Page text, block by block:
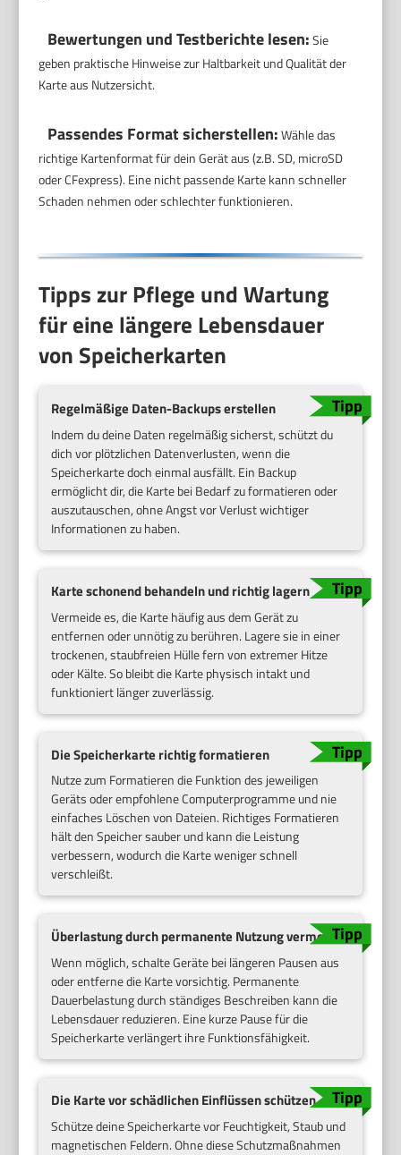
Bewertungen und Testberichte lesen:Sie
geben praktische Hinweise zur Haltbarkeit und Qualität der
Karte aus Nutzersicht.
Passendes Format sicherstellen:Wähle das
richtige Kartenformat für dein Gerät aus (z.B. SD, microSD
oder CFexpress). Eine nicht passende Karte kann schneller
Schaden nehmen oder schlechter funktionieren.
Tipps zur Pflege und Wartung
für eine längere Lebensdauer
von Speicherkarten
Regelmäßige Daten-Backups erstellen
Indem du deine Daten regelmäßig sicherst, schützt du
dich vor plötzlichen Datenverlusten, wenn die
Speicherkarte doch einmal ausfällt. Ein Backup
ermöglicht dir, die Karte bei Bedarf zu formatieren oder
auszutauschen, ohne Angst vor Verlust wichtiger
Informationen zu haben.
Karte schonend behandeln und richtig lagern
Vermeide es, die Karte häufig aus dem Gerät zu
entfernen oder unnötig zu berühren. Lagere sie in einer
trockenen, staubfreien Hülle fern von extremer Hitze
oder Kälte. So bleibt die Karte physisch intakt und
funktioniert länger zuverlässig.
Die Speicherkarte richtig formatieren
Nutze zum Formatieren die Funktion des jeweiligen
Geräts oder empfohlene Computerprogramme und nie
einfaches Löschen von Dateien. Richtiges Formatieren
hält den Speicher sauber und kann die Leistung
verbessern, wodurch die Karte weniger schnell
verschleißt.
Überlastung durch permanente Nutzung vermeiden
Wenn möglich, schalte Geräte bei längeren Pausen aus
oder entferne die Karte vorsichtig. Permanente
Dauerbelastung durch ständiges Beschreiben kann die
Lebensdauer reduzieren. Eine kurze Pause für die
Speicherkarte verlängert ihre Funktionsfähigkeit.
Die Karte vor schädlichen Einflüssen schützen
Schütze deine Speicherkarte vor Feuchtigkeit, Staub und
magnetischen Feldern. Ohne diese Schutzmaßnahmen